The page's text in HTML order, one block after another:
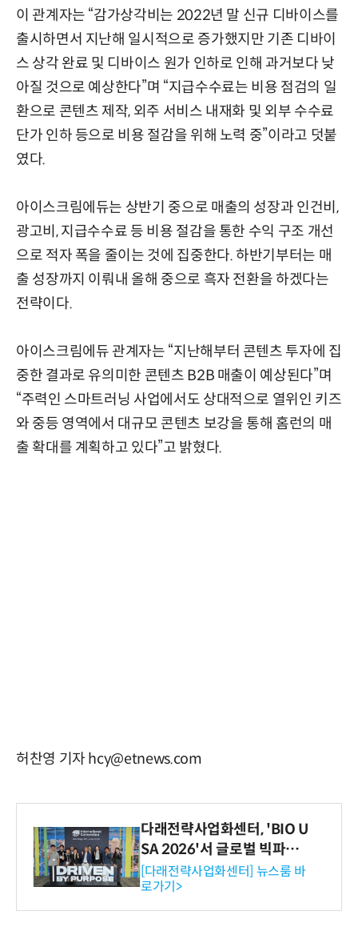
이 관계자는 “감가상각비는 2022년 말 신규 디바이스를
출시하면서 지난해 일시적으로 증가했지만 기존 디바이
스 상각 완료 및 디바이스 원가 인하로 인해 과거보다 낮
아질 것으로 예상한다”며 “지급수수료는 비용 점검의 일
환으로 콘텐츠 제작, 외주 서비스 내재화 및 외부 수수료
단가 인하 등으로 비용 절감을 위해 노력 중”이라고 덧붙
였다.
아이스크림에듀는 상반기 중으로 매출의 성장과 인건비,
광고비, 지급수수료 등 비용 절감을 통한 수익 구조 개선
으로 적자 폭을 줄이는 것에 집중한다. 하반기부터는 매
출 성장까지 이뤄내 올해 중으로 흑자 전환을 하겠다는
전략이다.
아이스크림에듀 관계자는 “지난해부터 콘텐츠 투자에 집
중한 결과로 유의미한 콘텐츠 B2B 매출이 예상된다”며
“주력인 스마트러닝 사업에서도 상대적으로 열위인 키즈
와 중등 영역에서 대규모 콘텐츠 보강을 통해 홈런의 매
출 확대를 계획하고 있다”고 밝혔다.
허찬영 기자 hcy@etnews.com
다래전략사업화센터, 'BIO U
SA 2026'서 글로벌 빅파마
와의 비즈니스 미팅 지원…K
-바이오 해외 진출 교두보 확
보
[다래전략사업화센터] 뉴스룸 바
로가기>